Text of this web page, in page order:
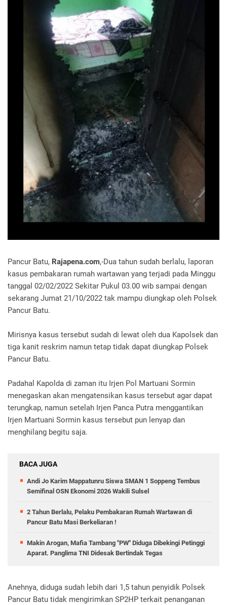
Pancur Batu, Rajapena.com,-Dua tahun sudah berlalu, laporan
kasus pembakaran rumah wartawan yang terjadi pada Minggu
tanggal 02/02/2022 Sekitar Pukul 03.00 wib sampai dengan
sekarang Jumat 21/10/2022 tak mampu diungkap oleh Polsek
Pancur Batu.
Mirisnya kasus tersebut sudah di lewat oleh dua Kapolsek dan
tiga kanit reskrim namun tetap tidak dapat diungkap Polsek
Pancur Batu.
Padahal Kapolda di zaman itu Irjen Pol Martuani Sormin
menegaskan akan mengatensikan kasus tersebut agar dapat
terungkap, namun setelah Irjen Panca Putra menggantikan
Irjen Martuani Sormin kasus tersebut pun lenyap dan
menghilang begitu saja.
BACA JUGA
Andi Jo Karim Mappatunru Siswa SMAN 1 Soppeng Tembus
Semifinal OSN Ekonomi 2026 Wakili Sulsel
2 Tahun Berlalu, Pelaku Pembakaran Rumah Wartawan di
Pancur Batu Masi Berkeliaran !
Makin Arogan, Mafia Tambang "PW" Diduga Dibekingi Petinggi
Aparat. Panglima TNI Didesak Bertindak Tegas
Anehnya, diduga sudah lebih dari 1,5 tahun penyidik Polsek
Pancur Batu tidak mengirimkan SP2HP terkait penanganan